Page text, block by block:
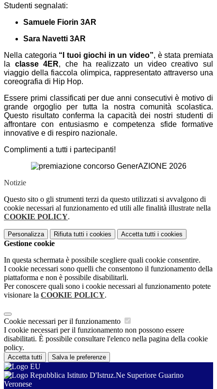
Studenti segnalati:
Samuele Fiorin 3AR
Sara Navetti 3AR
Nella categoria “I tuoi giochi in un video”, è stata premiata
la classe 4ER, che ha realizzato un video creativo sul
viaggio della fiaccola olimpica, rappresentato attraverso una
coreografia di Hip Hop.
Essere primi classificati per due anni consecutivi è motivo di
grande orgoglio per tutta la nostra comunità scolastica.
Questo risultato conferma la capacità dei nostri studenti di
affrontare con entusiasmo e competenza sfide formative
innovative e di respiro nazionale.
Complimenti a tutti i partecipanti!
Notizie
Questo sito o gli strumenti terzi da questo utilizzati si avvalgono di
cookie necessari al funzionamento ed utili alle finalità illustrate nella
COOKIE POLICY.
Personalizza Rifiuta tutti i cookies Accetta tutti i cookies
Gestione cookie
In questa schermata è possibile scegliere quali cookie consentire.
I cookie necessari sono quelli che consentono il funzionamento della
piattaforma e non è possibile disabilitarli.
Per conoscere quali sono i cookie necessari al funzionamento potete
visionare la COOKIE POLICY.
Cookie necessari per il funzionamento
I cookie necessari per il funzionamento non possono essere
disabilitati. È possibile consultare l'elenco nella pagina della cookie
policy.
Accetta tutti Salva le preferenze
Istituto D'Istruz.Ne Superiore Guarino
Veronese